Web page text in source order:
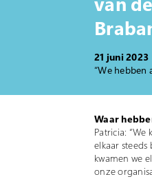
21 juni 2023
“We hebben
Waar
Patricia:
elkaar
kwamen we
onze